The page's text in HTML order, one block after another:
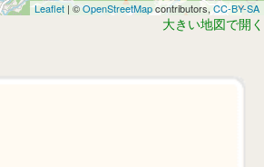
Leaflet | ©OpenStreetMapcontributors,CC-BY-SA
大きい地図で開く